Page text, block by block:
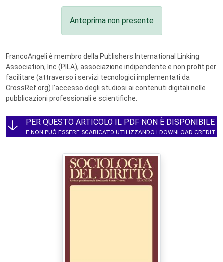
Anteprima non presente
FrancoAngeli è membro della Publishers International Linking
Association, Inc (PILA), associazione indipendente e non profit per
facilitare (attraverso i servizi tecnologici implementati da
CrossRef.org) l’accesso degli studiosi ai contenuti digitali nelle
pubblicazioni professionali e scientifiche.
PER QUESTO ARTICOLO IL PDF NON È DISPONIBILE
E NON PUÒ ESSERE SCARICATO UTILIZZANDO I DOWNLOAD CREDIT